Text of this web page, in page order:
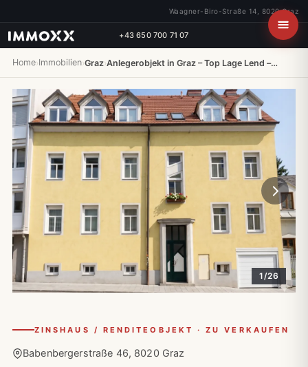
Waagner-Biro-Straße 14, 8020 Graz
+43 650 700 71 07
Home›Immobilien›Graz›Anlegerobjekt in Graz – Top Lage Lend –…
1/26
ZINSHAUS / RENDITEOBJEKT · ZU VERKAUFEN
Babenbergerstraße 46, 8020 Graz